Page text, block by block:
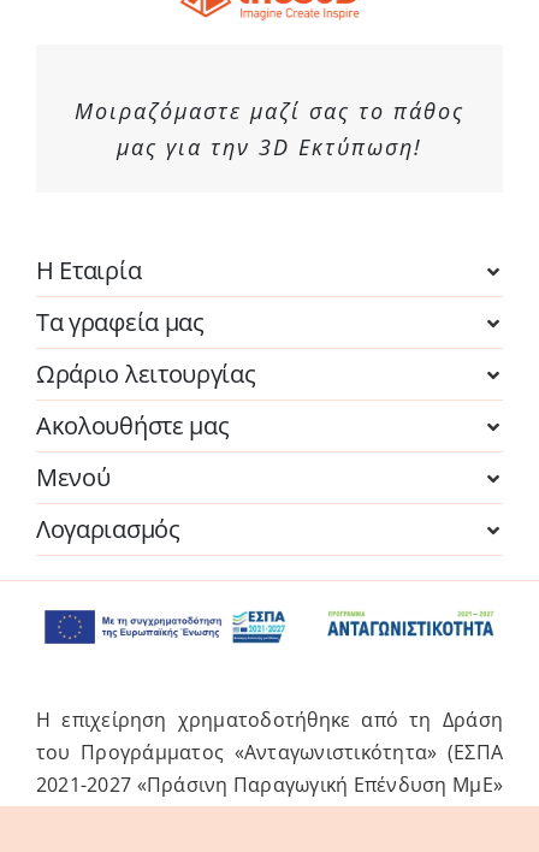
Μοιραζόμαστε μαζί σας το πάθος
μας για την 3D Εκτύπωση!
Η Εταιρία
Τα γραφεία μας
Ωράριο λειτουργίας
Ακολουθήστε μας
Μενού
Λογαριασμός
Η επιχείρηση χρηματοδοτήθηκε από τη Δράση
του Προγράμματος «Ανταγωνιστικότητα» (ΕΣΠΑ
2021-2027 «Πράσινη Παραγωγική Επένδυση ΜμΕ»